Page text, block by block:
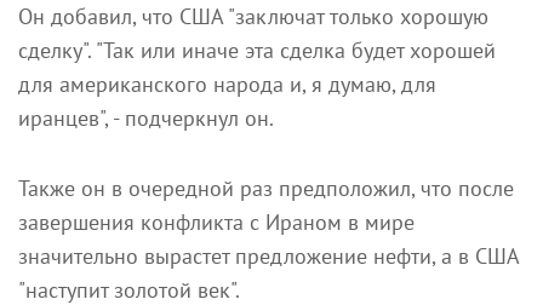
Он добавил, что США "заключат только хорошую
сделку". "Так или иначе эта сделка будет хорошей
для американского народа и, я думаю, для
иранцев", - подчеркнул он.
Также он в очередной раз предположил, что после
завершения конфликта с Ираном в мире
значительно вырастет предложение нефти, а в США
"наступит золотой век".